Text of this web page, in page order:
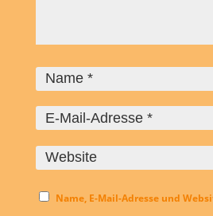
Name, E-Mail-Adresse und